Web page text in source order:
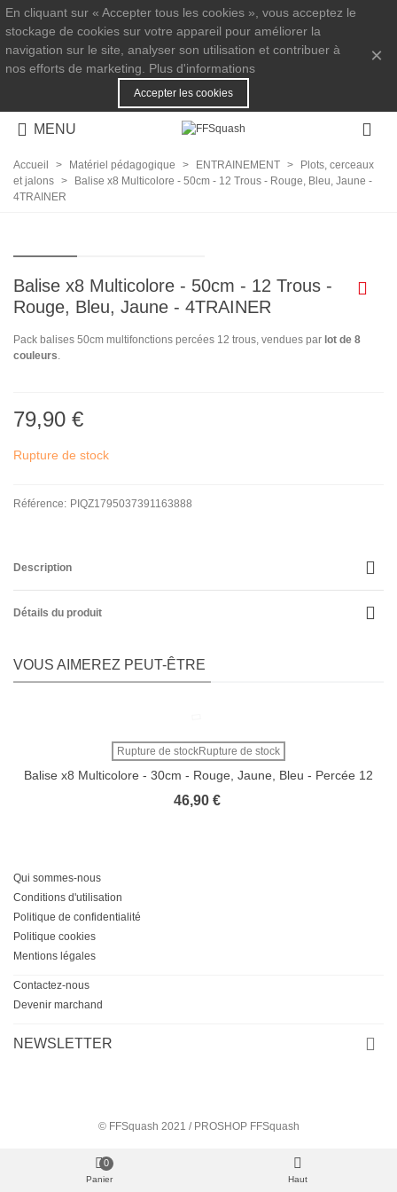
En cliquant sur « Accepter tous les cookies », vous acceptez le
stockage de cookies sur votre appareil pour améliorer la
navigation sur le site, analyser son utilisation et contribuer à
nos efforts de marketing. Plus d'informations
Accepter les cookies
×
MENU
Accueil > Matériel pédagogique > ENTRAINEMENT >
Plots, cerceaux
et jalons >
Balise x8 Multicolore - 50cm - 12 Trous - Rouge, Bleu, Jaune -
4TRAINER
Balise x8 Multicolore - 50cm - 12 Trous -
Rouge, Bleu, Jaune - 4TRAINER
Pack balises 50cm multifonctions percées 12 trous, vendues par lot de 8
couleurs.
79,90 €
Rupture de stock
Référence: PIQZ1795037391163888
Description
Détails du produit
VOUS AIMEREZ PEUT-ÊTRE
Rupture de stockRupture de stock
Balise x8 Multicolore - 30cm - Rouge, Jaune, Bleu - Percée 12
Trous - 4TRAINER
46,90 €
Qui sommes-nous
Conditions d'utilisation
Politique de confidentialité
Politique cookies
Mentions légales
Contactez-nous
Devenir marchand
NEWSLETTER
© FFSquash 2021 / PROSHOP FFSquash
Panier
0
Haut